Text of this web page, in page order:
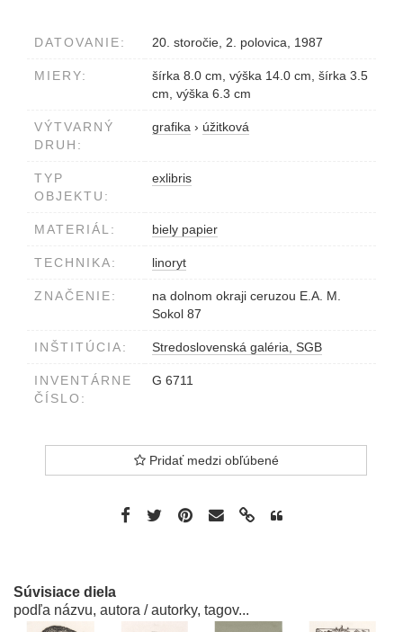
DATOVANIE: 20. storočie, 2. polovica, 1987
MIERY:
šírka 8.0 cm, výška 14.0 cm, šírka 3.5
cm, výška 6.3 cm
VÝTVARNÝ
DRUH:
grafika › úžitková
TYP
OBJEKTU:
exlibris
MATERIÁL: biely papier
TECHNIKA: linoryt
ZNAČENIE:
na dolnom okraji ceruzou E.A. M.
Sokol 87
INŠTITÚCIA: Stredoslovenská galéria, SGB
INVENTÁRNE
ČÍSLO:
G 6711
Pridať medzi obľúbené
Súvisiace diela
podľa názvu, autora / autorky, tagov...